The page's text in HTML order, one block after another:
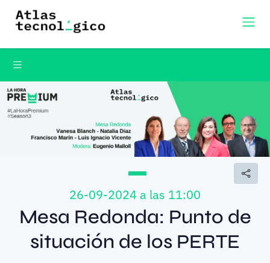
26-09-2024 a las 11:00
Mesa Redonda: Punto de
situación de los PERTE